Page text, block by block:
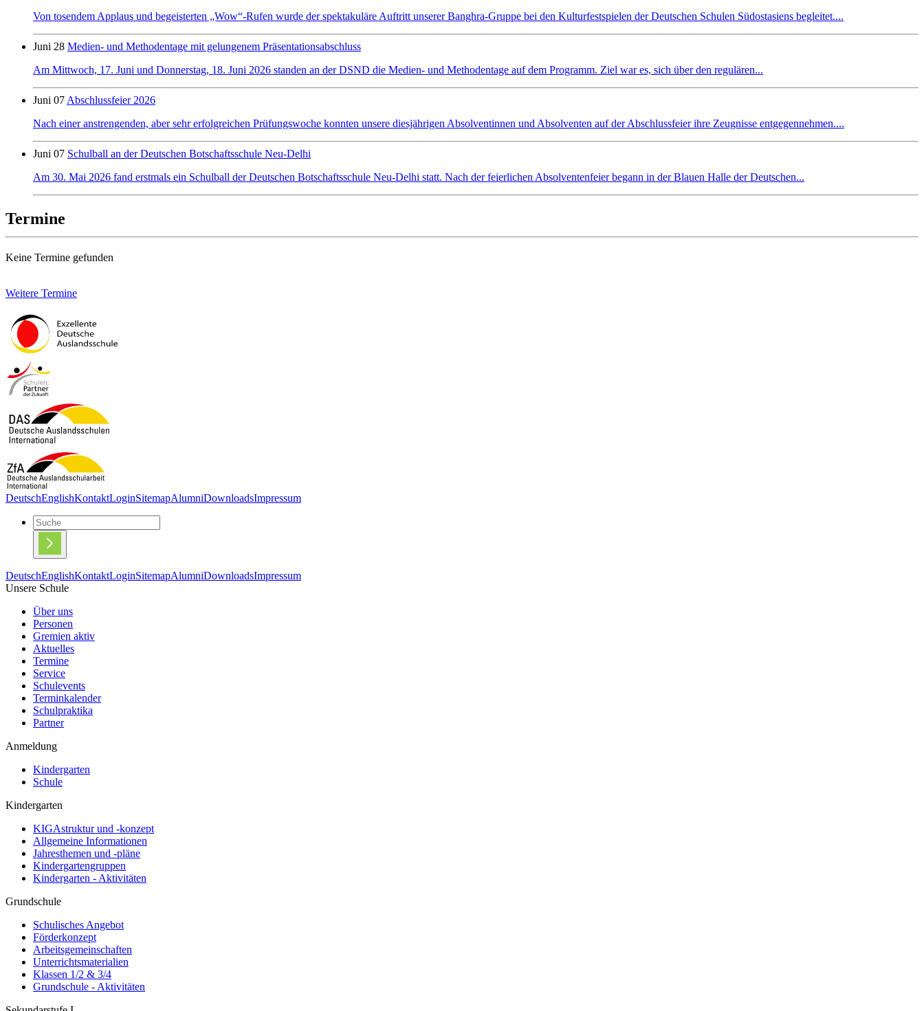
Von tosendem Applaus und begeisterten „Wow“-Rufen wurde der spektakuläre Auftritt unserer Banghra-Gruppe bei den Kulturfestspielen der Deutschen Schulen Südostasiens begleitet....
Juni 28 Medien- und Methodentage mit gelungenem Präsentationsabschluss
Am Mittwoch, 17. Juni und Donnerstag, 18. Juni 2026 standen an der DSND die Medien- und Methodentage auf dem Programm. Ziel war es, sich über den regulären...
Juni 07Abschlussfeier 2026
Nach einer anstrengenden, aber sehr erfolgreichen Prüfungswoche konnten unsere diesjährigen Absolventinnen und Absolventen auf der Abschlussfeier ihre Zeugnisse entgegennehmen....
Juni 07 Schulball an der Deutschen Botschaftsschule Neu-Delhi
Am 30. Mai 2026 fand erstmals ein Schulball der Deutschen Botschaftsschule Neu-Delhi statt. Nach der feierlichen Absolventenfeier begann in der Blauen Halle der Deutschen...
Termine
Keine Termine gefunden
Weitere Termine
DeutschEnglishKontaktLoginSitemapAlumniDownloadsImpressum
DeutschEnglishKontaktLoginSitemapAlumniDownloadsImpressum
Unsere Schule
Über uns
Personen
Gremien aktiv
Aktuelles
Termine
Service
Schulevents
Terminkalender
Schulpraktika
Partner
Anmeldung
Kindergarten
Schule
Kindergarten
KIGAstruktur und -konzept
Allgemeine Informationen
Jahresthemen und -pläne
Kindergartengruppen
Kindergarten - Aktivitäten
Grundschule
Schulisches Angebot
Förderkonzept
Arbeitsgemeinschaften
Unterrichtsmaterialien
Klassen 1/2 & 3/4
Grundschule - Aktivitäten